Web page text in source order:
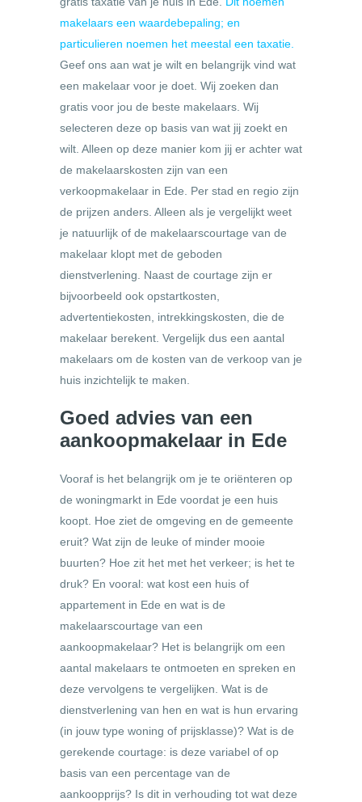
makelaars een waardebepaling; en
particulieren noemen het meestal een taxatie.
Geef ons aan wat je wilt en belangrijk vind wat
een makelaar voor je doet. Wij zoeken dan
gratis voor jou de beste makelaars. Wij
selecteren deze op basis van wat jij zoekt en
wilt. Alleen op deze manier kom jij er achter wat
de makelaarskosten zijn van een
verkoopmakelaar in Ede. Per stad en regio zijn
de prijzen anders. Alleen als je vergelijkt weet
je natuurlijk of de makelaarscourtage van de
makelaar klopt met de geboden
dienstverlening. Naast de courtage zijn er
bijvoorbeeld ook opstartkosten,
advertentiekosten, intrekkingskosten, die de
makelaar berekent. Vergelijk dus een aantal
makelaars om de kosten van de verkoop van je
huis inzichtelijk te maken.
Goed advies van een
aankoopmakelaar in Ede
Vooraf is het belangrijk om je te oriënteren op
de woningmarkt in Ede voordat je een huis
koopt. Hoe ziet de omgeving en de gemeente
eruit? Wat zijn de leuke of minder mooie
buurten? Hoe zit het met het verkeer; is het te
druk? En vooral: wat kost een huis of
appartement in Ede en wat is de
makelaarscourtage van een
aankoopmakelaar? Het is belangrijk om een
aantal makelaars te ontmoeten en spreken en
deze vervolgens te vergelijken. Wat is de
dienstverlening van hen en wat is hun ervaring
(in jouw type woning of prijsklasse)? Wat is de
gerekende courtage: is deze variabel of op
basis van een percentage van de
aankoopprijs? Is dit in verhouding tot wat deze